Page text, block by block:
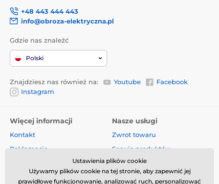
+48 443 444 443
info@obroza-elektryczna.pl
Gdzie nas znaleźć
Polski
Znajdziesz nas również na: Youtube
Facebook
Instagram
Więcej informacji
Kontakt
Reklamacje
Nasze usługi
Zwrot towaru
Serwis produktów
Komis
Sprzedaż hurtowa
Ustawienia plików cookie
Używamy plików cookie na tej stronie, aby zapewnić jej
prawidłowe funkcjonowanie, analizować ruch, personalizować